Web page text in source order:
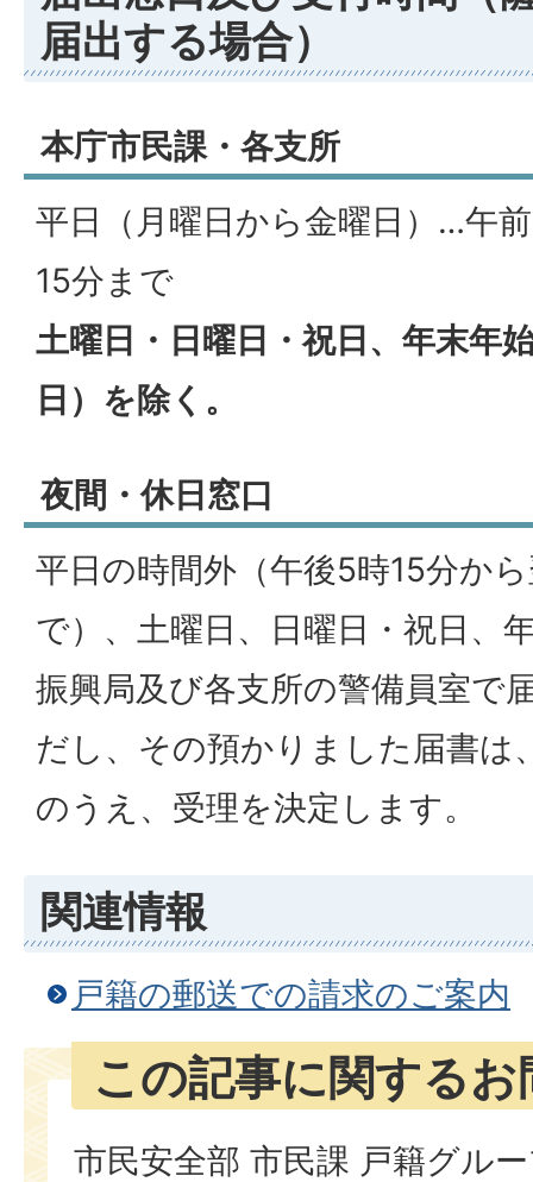
届出する場合）
本庁市民課・各支所
平日（月曜日から金曜日）…午
15分まで
土曜日・日曜日・祝日、年末年
日）を除く。
夜間・休日窓口
平日の時間外（午後5時15分か
で）、土曜日、日曜日・祝日、
振興局及び各支所の警備員室で
だし、その預かりました届書は
のうえ、受理を決定します。
関連情報
戸籍の郵送での請求のご案内
この記事に関する
市民安全部 市民課 戸籍グル